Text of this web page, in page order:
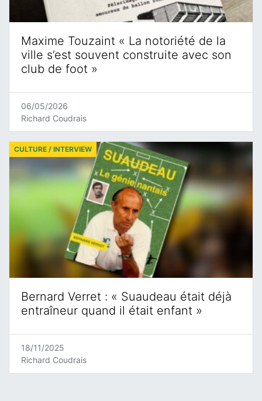
Maxime Touzaint « La notoriété de la
ville s’est souvent construite avec son
club de foot »
06/05/2026
Richard Coudrais
Bernard Verret : « Suaudeau était déjà
entraîneur quand il était enfant »
CULTURE / INTERVIEW
18/11/2025
Richard Coudrais